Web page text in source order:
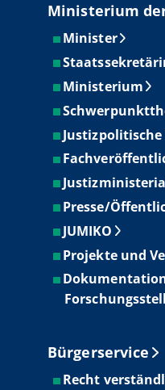
Ministerium
Minister
Ministerium
Justizpolitische
Presse/
JUMIKO
Projekte und
Bürgerservice
Recht